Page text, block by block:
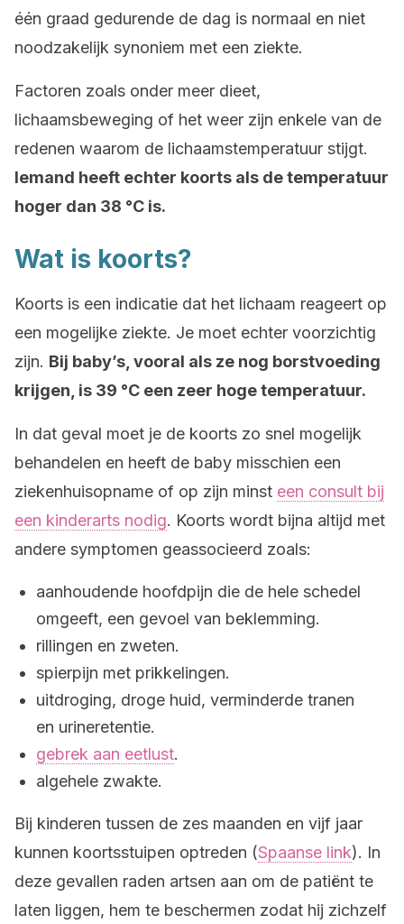
één graad gedurende de dag is normaal en niet
noodzakelijk synoniem met een ziekte.
Factoren zoals onder meer dieet,
lichaamsbeweging of het weer zijn enkele van de
redenen waarom de lichaamstemperatuur stijgt.
Iemand heeft echter koorts als de temperatuur
hoger dan 38 °C is.
Wat is koorts?
Koorts is een indicatie dat het lichaam reageert op
een mogelijke ziekte. Je moet echter voorzichtig
zijn. Bij baby’s, vooral als ze nog borstvoeding
krijgen, is 39 °C een zeer hoge temperatuur.
In dat geval moet je de koorts zo snel mogelijk
behandelen en heeft de baby misschien een
ziekenhuisopname of op zijn minst een consult bij
een kinderarts nodig. Koorts wordt bijna altijd met
andere symptomen geassocieerd zoals:
aanhoudende hoofdpijn die de hele schedel
omgeeft, een gevoel van beklemming.
rillingen en zweten.
spierpijn met prikkelingen.
uitdroging, droge huid, verminderde tranen
en urineretentie.
gebrek aan eetlust.
algehele zwakte.
Bij kinderen tussen de zes maanden en vijf jaar
kunnen koortsstuipen optreden (Spaanse link). In
deze gevallen raden artsen aan om de patiënt te
laten liggen, hem te beschermen zodat hij zichzelf